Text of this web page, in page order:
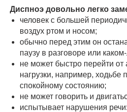
Диспноэ довольно легко
человек с большей
воздух ртом и носом;
обычно перед этим он
паузу в разговоре или
не может быстро перейти от
нагрузки, например, ходьбе
спокойному состоянию;
не может говорить и
испытывает нарушения